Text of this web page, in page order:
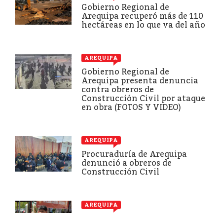
Gobierno Regional de
Arequipa recuperó más de 110
hectáreas en lo que va del año
AREQUIPA
Gobierno Regional de
Arequipa presenta denuncia
contra obreros de
Construcción Civil por ataque
en obra (FOTOS Y VIDEO)
AREQUIPA
Procuraduría de Arequipa
denunció a obreros de
Construcción Civil
AREQUIPA